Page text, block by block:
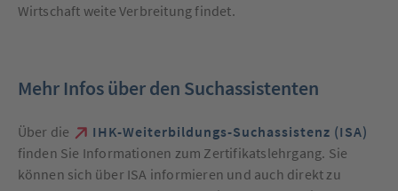
Wirtschaft weite Verbreitung findet.
Mehr Infos über den Suchassistenten
Über die
IHK-Weiterbildungs-Suchassistenz (ISA)
finden Sie Informationen zum Zertifikatslehrgang. Sie
können sich über ISA informieren und auch direkt zu